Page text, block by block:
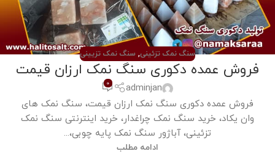
سنگ نمک تزئینی, سنگ نمک تزیینی
فروش عمده دکوری سنگ نمک ارزان قیمت
adminjan
0
فروش عمده دکوری سنگ نمک ارزان قیمت، سنگ نمک های
وان یکاد، خرید سنگ نمک چراغدار، خرید اینترنتی سنگ نمک
تزئینی، آباژور سنگ نمک پایه چوبی،...
ادامه مطلب